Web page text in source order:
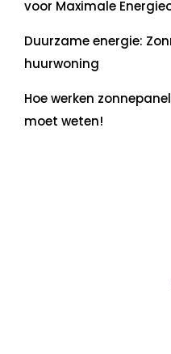
voor Maximale
Duurzame energie:
huurwoning
Hoe werken
moet weten!